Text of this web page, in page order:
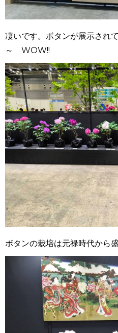
凄いです。ボタンが展示され
～ WOW!!
ボタンの栽培は元禄時代から